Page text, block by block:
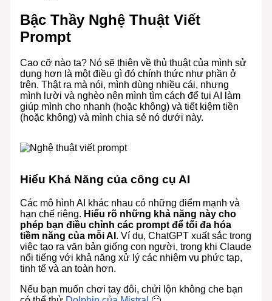
Bậc Thầy Nghệ Thuật Viết
Prompt
Cao cỡ nào ta? Nó sẽ thiên về thủ thuật của mình sử
dụng hơn là một điều gì đó chính thức như phần ở
trên. Thật ra mà nói, mình dùng nhiều cái, nhưng
mình lười và nghèo nên mình tìm cách để tụi AI làm
giúp mình cho nhanh (hoặc không) và tiết kiệm tiền
(hoặc không) và mình chia sẻ nó dưới này.
Hiểu Khả Năng của công cụ AI
Các mô hình AI khác nhau có những điểm mạnh và
hạn chế riêng. Hiểu rõ những khả năng này cho
phép bạn điều chỉnh các prompt để tối đa hóa
tiềm năng của mỗi AI . Ví dụ, ChatGPT xuất sắc trong
việc tạo ra văn bản giống con người, trong khi Claude
nổi tiếng với khả năng xử lý các nhiệm vụ phức tạp,
tinh tế và an toàn hơn.
Nếu bạn muốn chơi tay đôi, chửi lộn không che bạn